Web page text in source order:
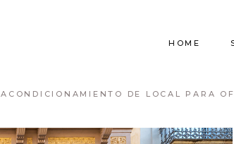
HOME
ACONDICIONAMIENTO DE LOCAL PARA